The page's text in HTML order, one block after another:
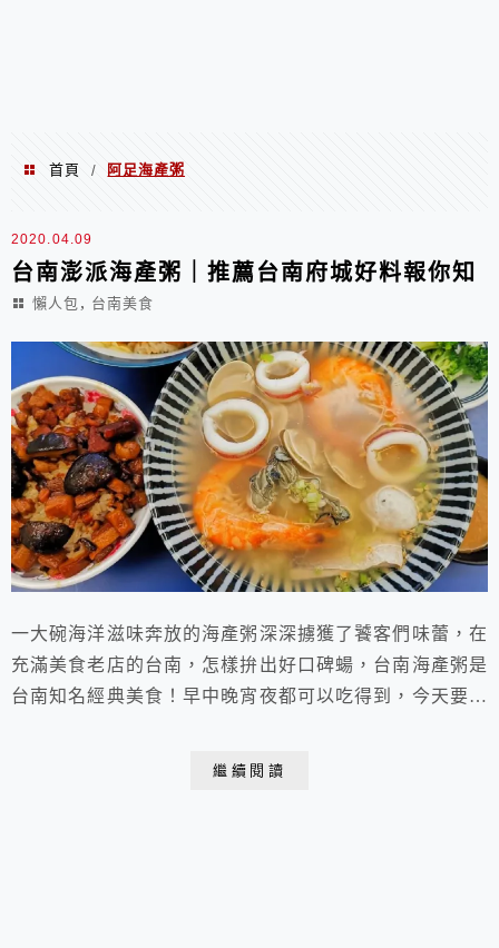
首頁 / 阿足海產粥
阿足海產粥
2020.04.09
台南澎派海產粥｜推薦台南府城好料報你知
懶人包 , 台南美食
一大碗海洋滋味奔放的海產粥深深擄獲了饕客們味蕾，在
充滿美食老店的台南，怎樣拚出好口碑蝪，台南海產粥是
台南知名經典美食！早中晚宵夜都可以吃得到，今天要跟
繼續閱讀